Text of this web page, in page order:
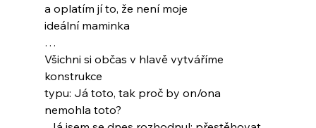
a oplatím jí to, že není moje
ideální maminka
…
Všichni si občas v hlavě vytváříme
konstrukce
typu: Já toto, tak proč by on/ona
nemohla toto?